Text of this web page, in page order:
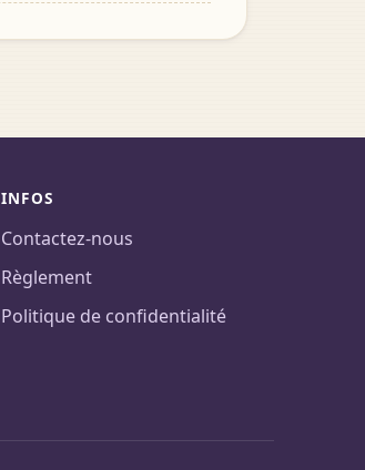
INFOS
Contactez-nous
Règlement
Politique de confidentialité